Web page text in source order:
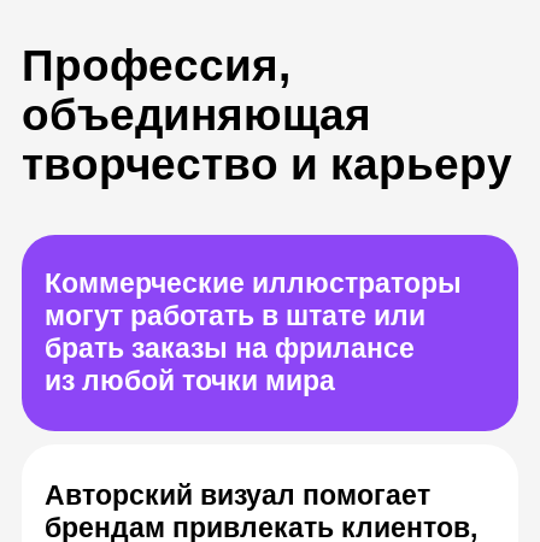
вместе с опытом
Коммерческие иллюстраторы
могут работать в штате или
брать заказы на фрилансе
из любой точки мира
брендам привлекать клиентов,
поэтому работа иллюстратора
хорошо оплачивается